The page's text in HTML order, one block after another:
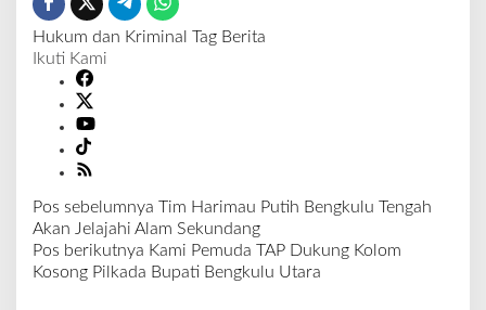
Hukum dan Kriminal Tag Berita
Ikuti Kami
N
a
v
Pos sebelumnya Tim Harimau Putih Bengkulu Tengah
Akan Jelajahi Alam Sekundang
Pos berikutnya Kami Pemuda TAP Dukung Kolom
Kosong Pilkada Bupati Bengkulu Utara